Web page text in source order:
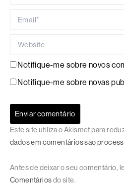
Notifique-me sobre novos
Notifique-me sobre novas
Este site utiliza o Akismet para
dados em comentários são
Antes de deixar o seu comentário,
Comentáriosdo site.